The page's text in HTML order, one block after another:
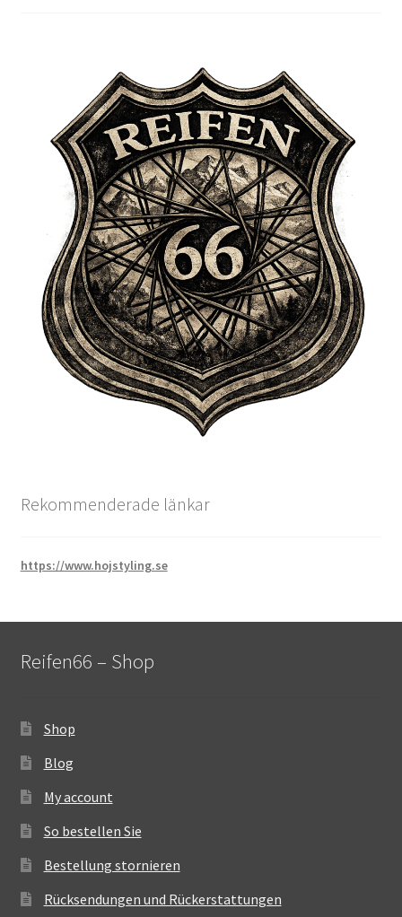
Rekommenderade länkar
https://www.hojstyling.se
Reifen66 – Shop
Shop
Blog
My account
So bestellen Sie
Bestellung stornieren
Rücksendungen und Rückerstattungen